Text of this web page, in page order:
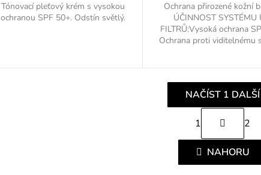
Tónovací pleťový krém s vysokou
ochranou SPF 50+. Odstín světlý.
Ochrana přirozené kožní
ÚČINNOST SYSTÉMU
FILTRŮ:Vysoká ochrana
Ochrana proti viditelnému
O
v
l
NAČÍST 1 DALŠÍ
S
t
r
á
1 2
NAHORU